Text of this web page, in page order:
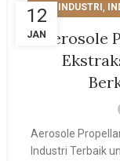
12
JAN
GAS INDUSTRI ,
Aerosole
Aerosole
Industri Terbaik